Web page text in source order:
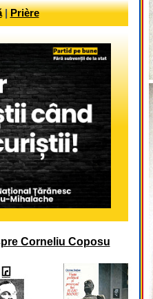
|Prière
Corneliu Coposu